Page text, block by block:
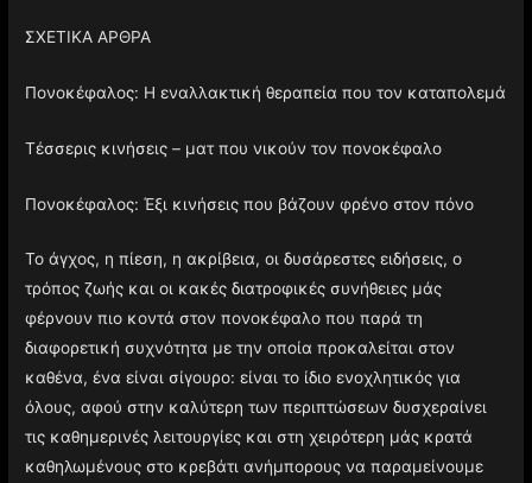
ΣΧΕΤΙΚΑ ΑΡΘΡΑ
Πονοκέφαλος: Η εναλλακτική θεραπεία που τον καταπολεμά
Τέσσερις κινήσεις – ματ που νικούν τον πονοκέφαλο
Πονοκέφαλος: Έξι κινήσεις που βάζουν φρένο στον πόνο
Το άγχος, η πίεση, η ακρίβεια, οι δυσάρεστες ειδήσεις, ο
τρόπος ζωής και οι κακές διατροφικές συνήθειες μάς
φέρνουν πιο κοντά στον πονοκέφαλο που παρά τη
διαφορετική συχνότητα με την οποία προκαλείται στον
καθένα, ένα είναι σίγουρο: είναι το ίδιο ενοχλητικός για
όλους, αφού στην καλύτερη των περιπτώσεων δυσχεραίνει
τις καθημερινές λειτουργίες και στη χειρότερη μάς κρατά
καθηλωμένους στο κρεβάτι ανήμπορους να παραμείνουμε